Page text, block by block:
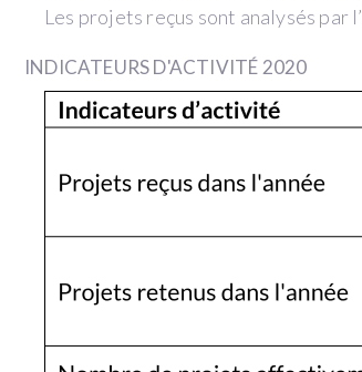
Les projets reçus sont analysés par l’
INDICATEURS D'ACTIVITÉ 2020